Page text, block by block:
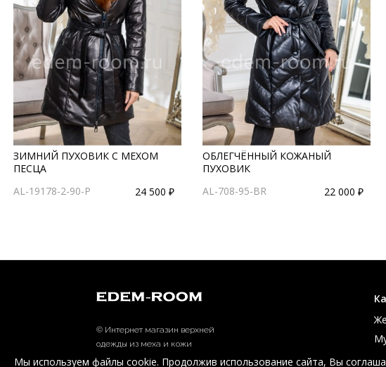
ЗИМНИЙ ПУХОВИК С МЕХОМ
ПЕСЦА
AL-19178-2-90-P
24 500 ₽
ОБЛЕГЧЁННЫЙ КОЖАНЫЙ
ПУХОВИК
AL-708-95-BR
22 000 ₽
© Интернет магазин верхней
одежды из меха и кожи
EDEM-ROOM 2011-2026
Мы используем файлы cookie. Продолжив использование сайта, Вы